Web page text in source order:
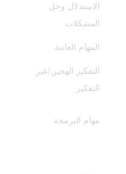
الاستدلال وحل
المشكلات
المهام العامة
التفكير الهجين/غير
التفكير
مهام البرمجة